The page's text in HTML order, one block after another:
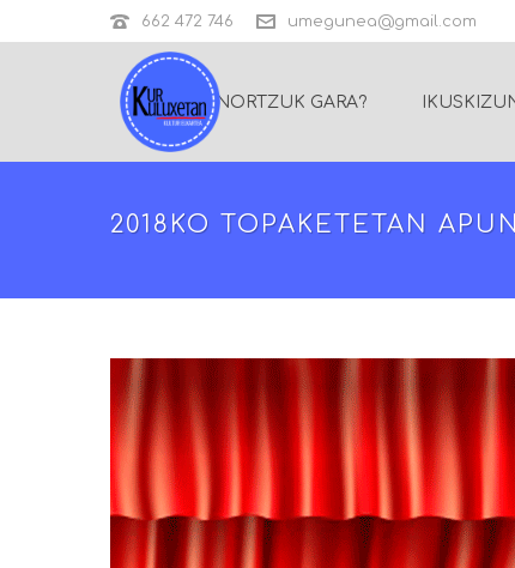
662 472 746 umegunea@gmail.com
NORTZUK GARA?
2018KO TOPAKETETAN